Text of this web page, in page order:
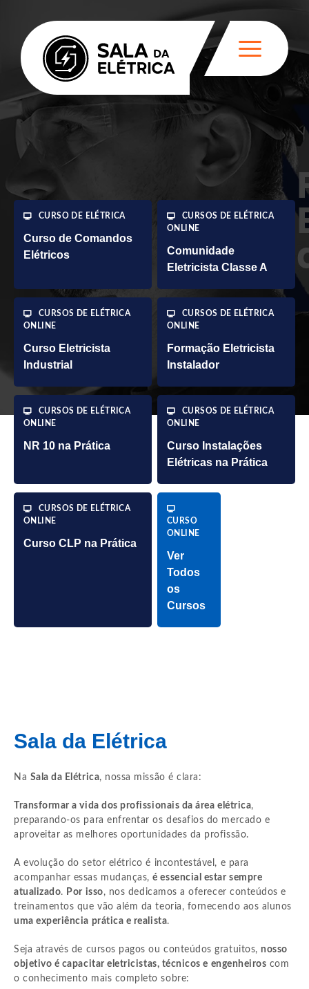
CURSO DE ELÉTRICA
Curso de Comandos
Elétricos
CURSOS DE ELÉTRICA
ONLINE
Comunidade
Eletricista Classe A
CURSOS DE ELÉTRICA
ONLINE
Curso Eletricista
Industrial
CURSOS DE ELÉTRICA
ONLINE
Formação Eletricista
Instalador
CURSOS DE ELÉTRICA
ONLINE
NR 10 na Prática
CURSOS DE ELÉTRICA
ONLINE
Curso Instalações
Elétricas na Prática
CURSOS DE ELÉTRICA
ONLINE
Curso CLP na Prática
CURSO
ONLINE
Ver
Todos
os
Cursos
Sala da Elétrica
Na Sala da Elétrica, nossa missão é clara:
Transformar a vida dos profissionais da área elétrica,
preparando-os para enfrentar os desafios do mercado e
aproveitar as melhores oportunidades da profissão.
A evolução do setor elétrico é incontestável, e para
acompanhar essas mudanças,é essencial estar sempre
atualizado. Por isso, nos dedicamos a oferecer conteúdos e
treinamentos que vão além da teoria, fornecendo aos alunos
uma experiência prática e realista.
Seja através de cursos pagos ou conteúdos gratuitos,nosso
objetivo é capacitar eletricistas, técnicos e engenheiros com
o conhecimento mais completo sobre: